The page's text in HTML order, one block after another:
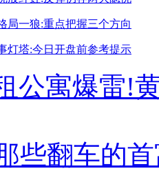
局一狼:重点把握三个方向
灯塔:今日开盘前参考提示
公寓爆雷!
些翻车的